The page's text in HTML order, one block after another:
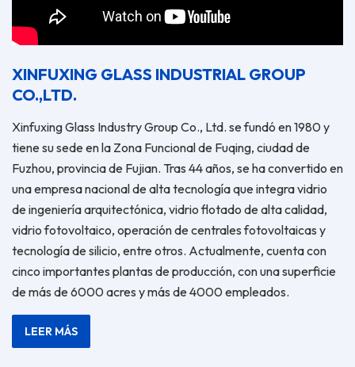
XINFUXING GLASS INDUSTRIAL GROUP
CO.,LTD.
Xinfuxing Glass Industry Group Co., Ltd. se fundó en 1980 y
tiene su sede en la Zona Funcional de Fuqing, ciudad de
Fuzhou, provincia de Fujian. Tras 44 años, se ha convertido en
una empresa nacional de alta tecnología que integra vidrio
de ingeniería arquitectónica, vidrio flotado de alta calidad,
vidrio fotovoltaico, operación de centrales fotovoltaicas y
tecnología de silicio, entre otros. Actualmente, cuenta con
cinco importantes plantas de producción, con una superficie
de más de 6000 acres y más de 4000 empleados.
LEER MÁS